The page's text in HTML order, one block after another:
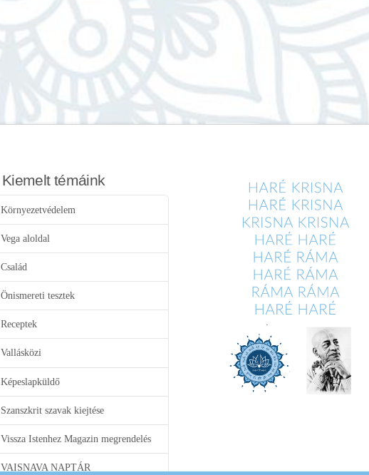
Kiemelt témáink
Környezetvédelem
Vega aloldal
Család
Önismereti tesztek
Receptek
Vallásközi
Képeslapküldő
Szanszkrit szavak kiejtése
Vissza Istenhez Magazin megrendelés
VAISNAVA NAPTÁR